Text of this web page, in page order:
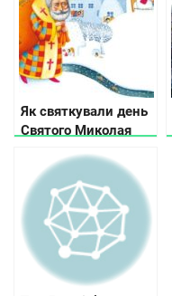
Як святкували день
Святого Миколая
прадіди